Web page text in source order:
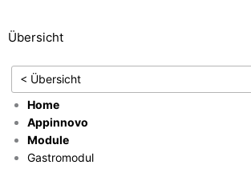
< Übersicht
Home
Appinnovo
Module
Gastromodul
Übersicht